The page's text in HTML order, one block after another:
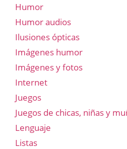
Humor
Humor audios
Ilusiones ópticas
Imágenes humor
Imágenes y fotos
Internet
Juegos
Juegos de chicas, niñas y
Lenguaje
Listas